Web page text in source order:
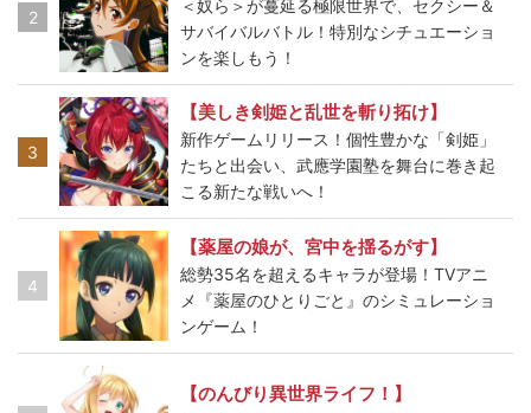
2
＜奴ら＞が蔓延る極限世界で、セクシー＆
サバイバルバトル！特別なシチュエーショ
ンを楽しもう！
3
【美しき剣姫と乱世を斬り拓け】
新作ゲームリリース！個性豊かな「剣姫」
たちと出会い、武應学園塾を舞台に巻き起
こる新たな戦いへ！
4
【薬屋の娘が、宮中を揺るがす】
総勢35名を超えるキャラが登場！TVアニ
メ『薬屋のひとりごと』のシミュレーショ
ンゲーム！
【のんびり異世界ライフ！】